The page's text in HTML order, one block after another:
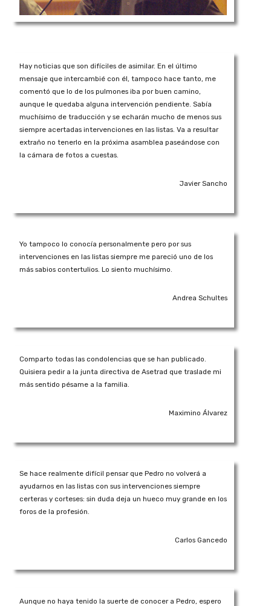
Hay noticias que son difíciles de asimilar. En el último
mensaje que intercambié con él, tampoco hace tanto, me
comentó que lo de los pulmones iba por buen camino,
aunque le quedaba alguna intervención pendiente. Sabía
muchísimo de traducción y se echarán mucho de menos sus
siempre acertadas intervenciones en las listas. Va a resultar
extraño no tenerlo en la próxima asamblea paseándose con
la cámara de fotos a cuestas.
Javier Sancho
Yo tampoco lo conocía personalmente pero por sus
intervenciones en las listas siempre me pareció uno de los
más sabios contertulios. Lo siento muchísimo.
Andrea Schultes
Comparto todas las condolencias que se han publicado.
Quisiera pedir a la junta directiva de Asetrad que traslade mi
más sentido pésame a la familia.
Maximino Álvarez
Se hace realmente difícil pensar que Pedro no volverá a
ayudarnos en las listas con sus intervenciones siempre
certeras y corteses: sin duda deja un hueco muy grande en los
foros de la profesión.
Carlos Gancedo
Aunque no haya tenido la suerte de conocer a Pedro, espero